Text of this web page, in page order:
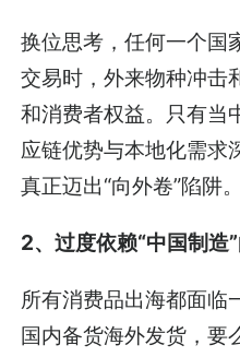
换位思考，任何一个国
交易时，外来物种冲击
和消费者权益。只有当
应链优势与本地化需求
真正迈出“向外卷”陷阱。
2、过度依赖“中国制造
所有消费品出海都面临
国内备货海外发货，要